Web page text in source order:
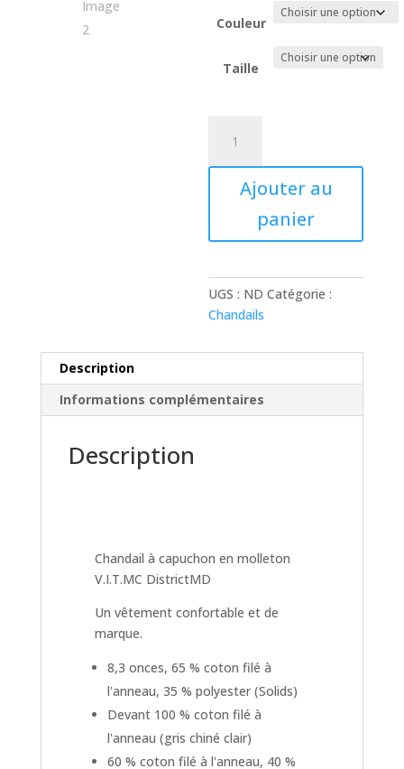
Couleur
Taille
Chandail
Ajouter au
panier
UGS : ND Catégorie :
Chandails
Description
Informations complémentaires
Description
Chandail à capuchon en molleton
V.I.T.MC DistrictMD
Un vêtement confortable et de
marque.
8,3 onces, 65 % coton filé à
l'anneau, 35 % polyester (Solids)
Devant 100 % coton filé à
l'anneau (gris chiné clair)
60 % coton filé à l'anneau, 40 %